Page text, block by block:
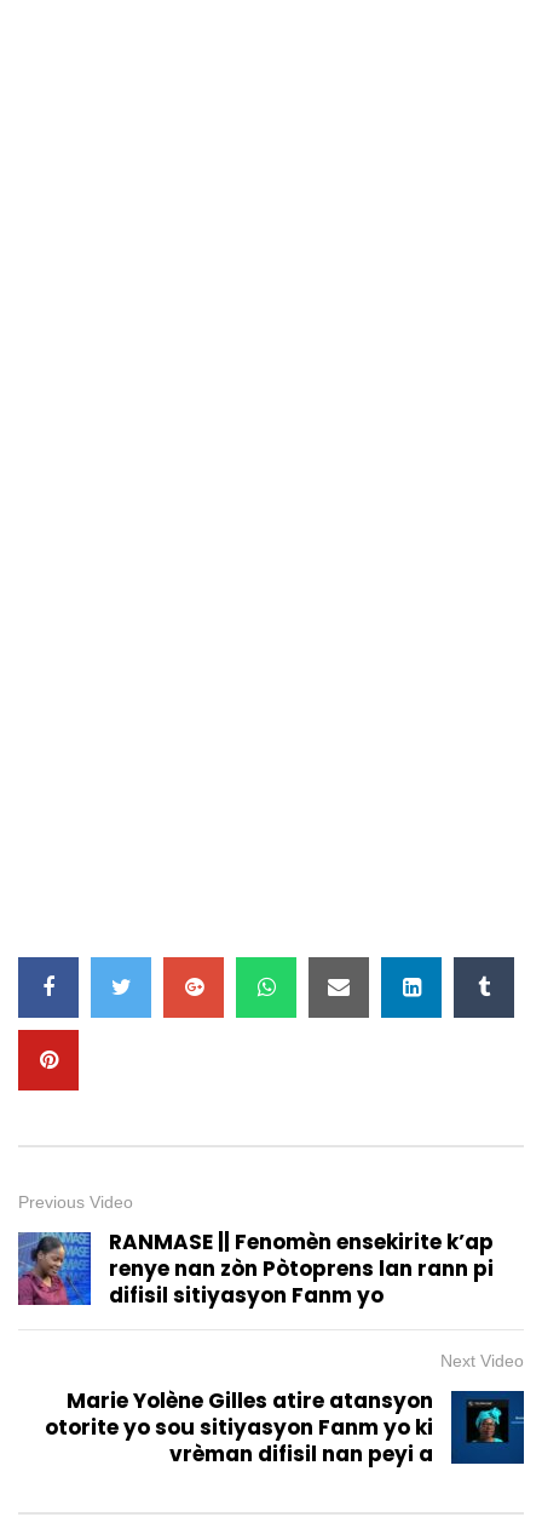
Previous Video
RANMASE || Fenomèn ensekirite k’ap
renye nan zòn Pòtoprens lan rann pi
difisil sitiyasyon Fanm yo
Next Video
Marie Yolène Gilles atire atansyon
otorite yo sou sitiyasyon Fanm yo ki
vrèman difisil nan peyi a